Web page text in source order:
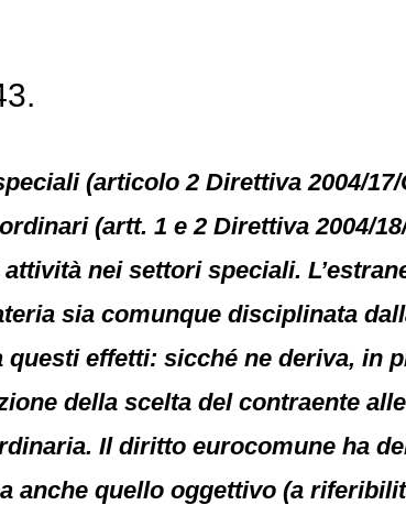
(articolo 2 Direttiva 2004/17/
(artt. 1 e 2 Direttiva 2004/
nei settori speciali.
sia comunque disciplinata
effetti: sicché ne deriva, in
della scelta del contraente
Il diritto eurocomune ha
anche quello oggettivo (a